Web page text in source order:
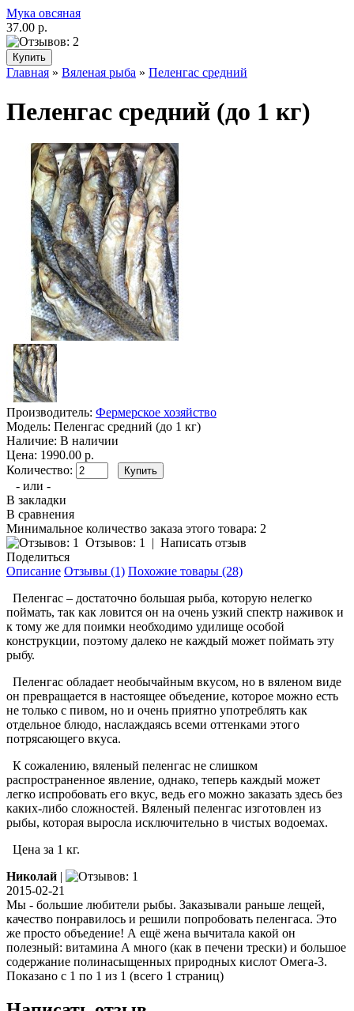
Мука овсяная
37.00 р.
Главная » Вяленая рыба » Пеленгас средний
Пеленгас средний (до 1 кг)
Производитель: Фермерское хозяйство
Модель: Пеленгас средний (до 1 кг)
Наличие: В наличии
Цена: 1990.00 р.
Количество:
- или -
В закладки
В сравнения
Минимальное количество заказа этого товара: 2
Отзывов: 1
| Написать отзыв
Поделиться
Описание Отзывы (1) Похожие товары (28)
Пеленгас – достаточно большая рыба, которую нелегко
поймать, так как ловится он на очень узкий спектр наживок и
к тому же для поимки необходимо удилище особой
конструкции, поэтому далеко не каждый может поймать эту
рыбу.
Пеленгас обладает необычайным вкусом, но в вяленом виде
он превращается в настоящее объедение, которое можно есть
не только с пивом, но и очень приятно употреблять как
отдельное блюдо, наслаждаясь всеми оттенками этого
потрясающего вкуса.
К сожалению, вяленый пеленгас не слишком
распространенное явление, однако, теперь каждый может
легко испробовать его вкус, ведь его можно заказать здесь без
каких-либо сложностей. Вяленый пеленгас изготовлен из
рыбы, которая выросла исключительно в чистых водоемах.
Цена за 1 кг.
Николай |
2015-02-21
Мы - большие любители рыбы. Заказывали раньше лещей,
качество понравилось и решили попробовать пеленгаса. Это
же просто объедение! А ещё жена вычитала какой он
полезный: витамина А много (как в печени трески) и большое
содержание полинасыщенных природных кислот Омега-3.
Показано с 1 по 1 из 1 (всего 1 страниц)